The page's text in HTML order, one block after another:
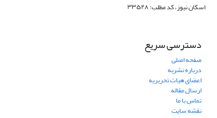
اسکان نیوز، کد مطلب: ۳۳۵۲۸
دسترسی سریع
صفحه اصلی
درباره نشریه
اعضای هیات تحریریه
ارسال مقاله
تماس با ما
نقشه سایت